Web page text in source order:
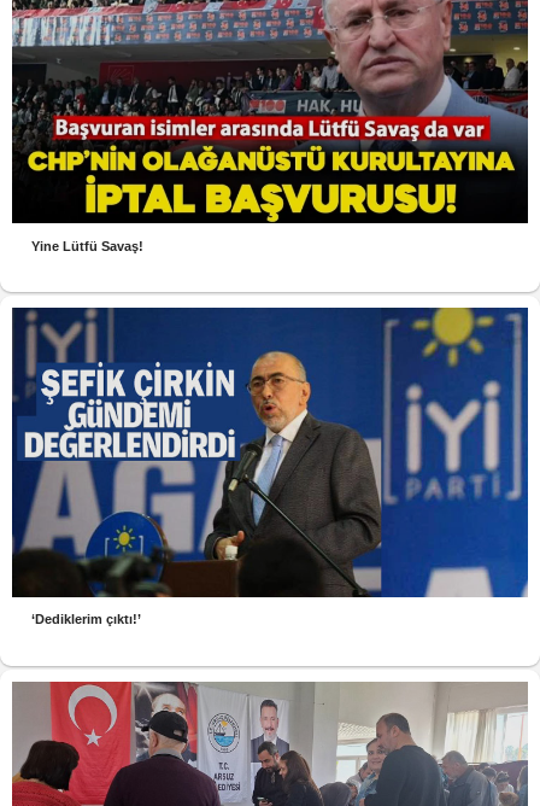
Yine Lütfü Savaş!
‘Dediklerim çıktı!’